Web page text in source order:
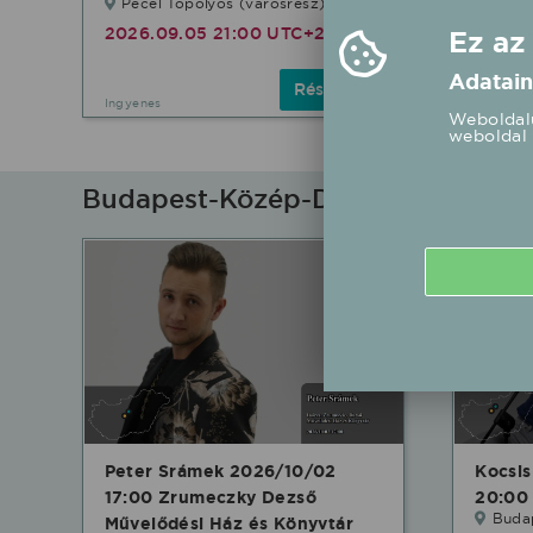
2026.09.05 21:00 UTC+2
Ingyenes
Részletek
Budapest-Közép-Dunavidéki
Peter Srámek 2026/10/02
17:00 Zrumeczky Dezső
Művelődési Ház és Könyvtár
20:00
Ez
weboldal